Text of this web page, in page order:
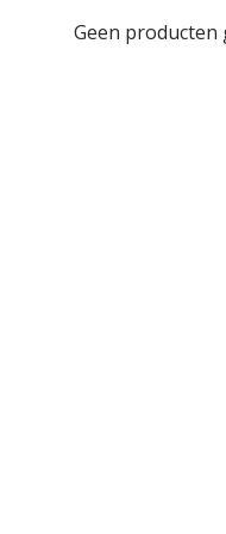
Geen producten